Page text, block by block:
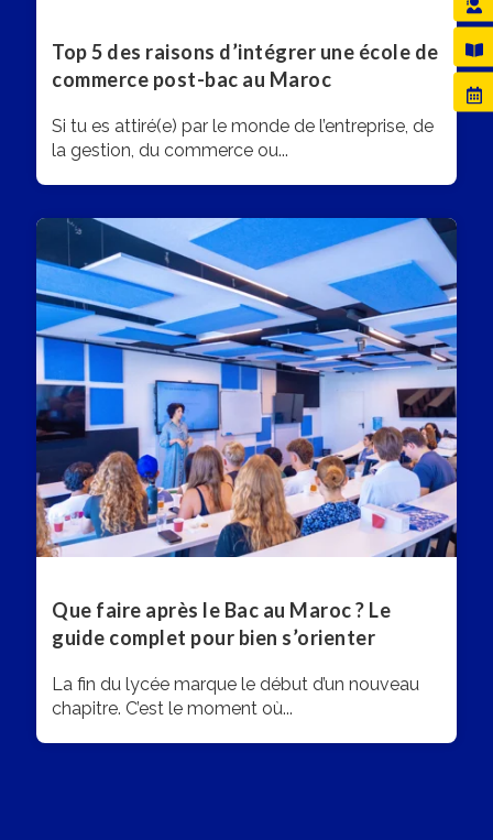
Top 5 des raisons d’intégrer une école de
commerce post-bac au Maroc
Si tu es attiré(e) par le monde de l’entreprise, de
la gestion, du commerce ou...
Que faire après le Bac au Maroc ? Le
guide complet pour bien s’orienter
La fin du lycée marque le début d’un nouveau
chapitre. C’est le moment où...